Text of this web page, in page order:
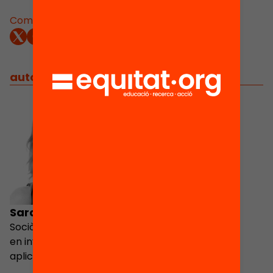
Comparteix:
autors /equip implicat
Sarai Samper Sierra
Sociòloga i especialista
en investigació social
aplicada